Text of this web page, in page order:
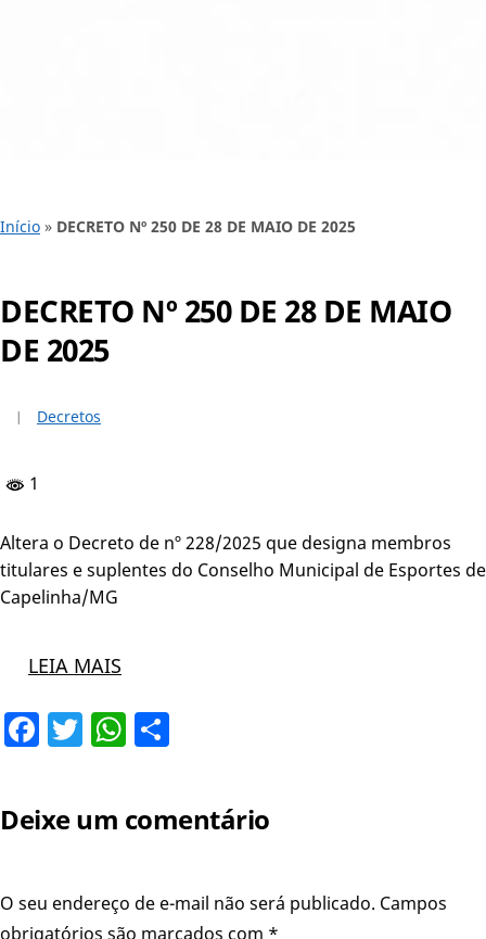
Início » DECRETO Nº 250 DE 28 DE MAIO DE 2025
DECRETO Nº 250 DE 28 DE MAIO
DE 2025
Decretos
1
Altera o Decreto de nº 228/2025 que designa membros
titulares e suplentes do Conselho Municipal de Esportes de
Capelinha/MG
LEIA MAIS
Facebook
TwitterWhatsApp
Deixe um comentário
O seu endereço de e-mail não será publicado. Campos
obrigatórios são marcados com *